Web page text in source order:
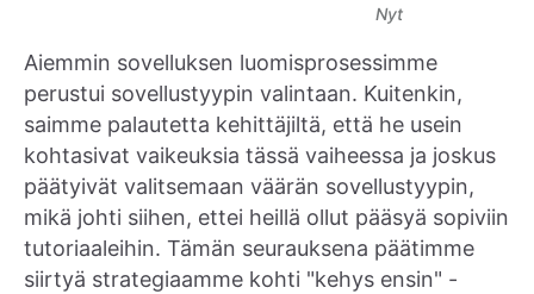
Nyt
Aiemmin sovelluksen luomisprosessimme
perustui sovellustyypin valintaan. Kuitenkin,
saimme palautetta kehittäjiltä, että he usein
kohtasivat vaikeuksia tässä vaiheessa ja joskus
päätyivät valitsemaan väärän sovellustyypin,
mikä johti siihen, ettei heillä ollut pääsyä sopiviin
tutoriaaleihin. Tämän seurauksena päätimme
siirtyä strategiaamme kohti "kehys ensin" -